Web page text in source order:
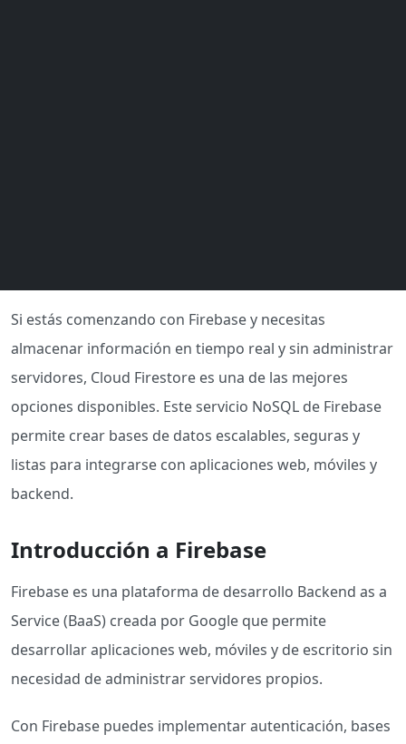
Si estás comenzando con Firebase y necesitas
almacenar información en tiempo real y sin administrar
servidores, Cloud Firestore es una de las mejores
opciones disponibles. Este servicio NoSQL de Firebase
permite crear bases de datos escalables, seguras y
listas para integrarse con aplicaciones web, móviles y
backend.
Introducción a Firebase
Firebase es una plataforma de desarrollo Backend as a
Service (BaaS) creada por Google que permite
desarrollar aplicaciones web, móviles y de escritorio sin
necesidad de administrar servidores propios.
Con Firebase puedes implementar autenticación, bases